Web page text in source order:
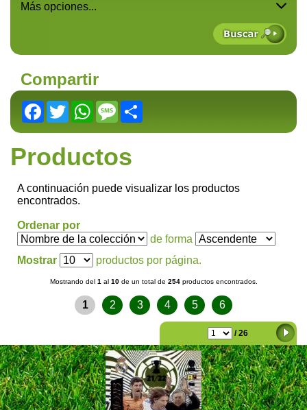
Más opciones...
Compartir
Facebook
TwitterWhatsApp
Message
Productos
A continuación puede visualizar los productos
encontrados.
Ordenar por
de forma
Mostrar
productos por página.
Mostrando del 1 al 10de un total de 254productos encontrados.
1 2 3 4 5 6
/ 26